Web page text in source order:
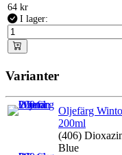
64 kr
I lager:
Varianter
Oljefärg
200ml
(406)
Blue